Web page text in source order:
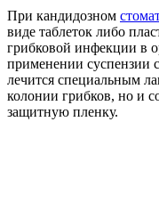
При кандидозном
виде таблеток либо
грибковой инфекции в
применении суспензии с
лечится специальным
колонии грибков, но и
защитную пленку.